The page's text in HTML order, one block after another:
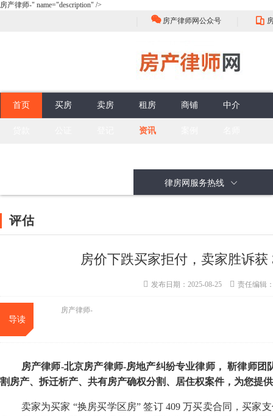
房产律师-" name="description" />
房产律师网公众号
首页 买房
合同订立程序
卖房
签约前准备
租房 商铺 中介
权利与义务
资讯
律房网服务热线
评估
房价下跌买家拒付，卖家胜诉
发布日期：2025-08-25 责任编辑
导读
房产律师-
房产律师-北京房产律师-房地产纠纷专业律师， 靳律师团
割房产、拆迁析产、共有房产确权分割、居住权案件，为您提
卖家为买家 “换房买学区房”签订409万买卖合同，买家